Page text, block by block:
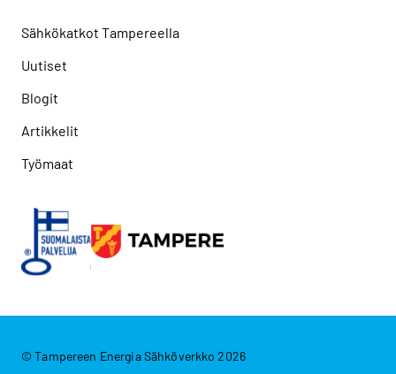
Sähkökatkot Tampereella
Uutiset
Blogit
Artikkelit
Työmaat
© Tampereen Energia Sähköverkko 2026